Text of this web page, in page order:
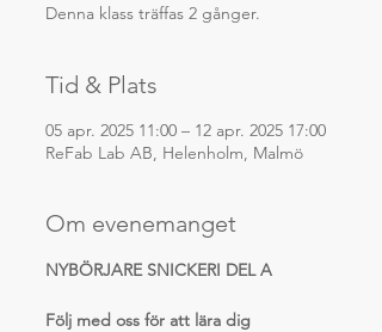
Denna klass träffas 2 gånger.
Tid & Plats
05 apr. 2025 11:00 – 12 apr. 2025 17:00
ReFab Lab AB, Helenholm, Malmö
Om evenemanget
NYBÖRJARE SNICKERI DEL A
Följ med oss för att lära dig